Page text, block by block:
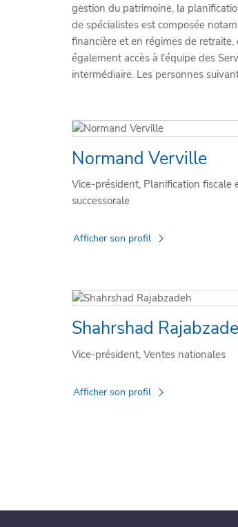
gestion du patrimoine, la
de spécialistes est composée
financière et en régimes de
également accès à l'équipe des
intermédiaire. Les personnes
Normand Verville
Vice-président, Planification fiscale
successorale
Afficher son profil
Shahrshad
Vice-président, Ventes nationales
Afficher son profil